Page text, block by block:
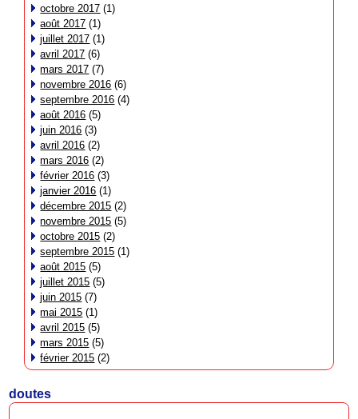
octobre 2017 (1)
août 2017 (1)
juillet 2017 (1)
avril 2017 (6)
mars 2017 (7)
novembre 2016 (6)
septembre 2016 (4)
août 2016 (5)
juin 2016 (3)
avril 2016 (2)
mars 2016 (2)
février 2016 (3)
janvier 2016 (1)
décembre 2015 (2)
novembre 2015 (5)
octobre 2015 (2)
septembre 2015 (1)
août 2015 (5)
juillet 2015 (5)
juin 2015 (7)
mai 2015 (1)
avril 2015 (5)
mars 2015 (5)
février 2015 (2)
doutes